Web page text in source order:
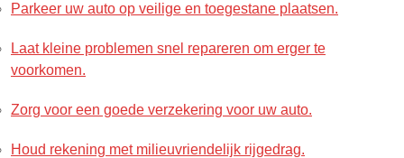
Parkeer uw auto op veilige en toegestane plaatsen.
Laat kleine problemen snel repareren om erger te
voorkomen.
Zorg voor een goede verzekering voor uw auto.
Houd rekening met milieuvriendelijk rijgedrag.